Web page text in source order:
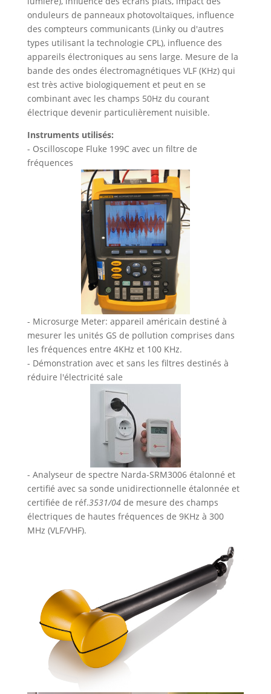
onduleurs de panneaux photovoltaïques, influence
des compteurs communicants (Linky ou d'autres
types utilisant la technologie CPL), influence des
appareils électroniques au sens large. Mesure de la
bande des ondes électromagnétiques VLF (KHz) qui
est très active biologiquement et peut en se
combinant avec les champs 50Hz du courant
électrique devenir particulièrement nuisible.
Instruments utilisés:
- Oscilloscope Fluke 199C avec un filtre de
fréquences
- Microsurge Meter: appareil américain destiné à
mesurer les unités GS de pollution comprises dans
les fréquences entre 4KHz et 100 KHz.
- Démonstration avec et sans les filtres destinés à
réduire l'électricité sale
- Analyseur de spectre Narda-SRM3006 étalonné et
certifié avec sa sonde unidirectionnelle étalonnée et
certifiée de réf.3531/04de mesure des champs
électriques de hautes fréquences de 9KHz à 300
MHz (VLF/VHF).